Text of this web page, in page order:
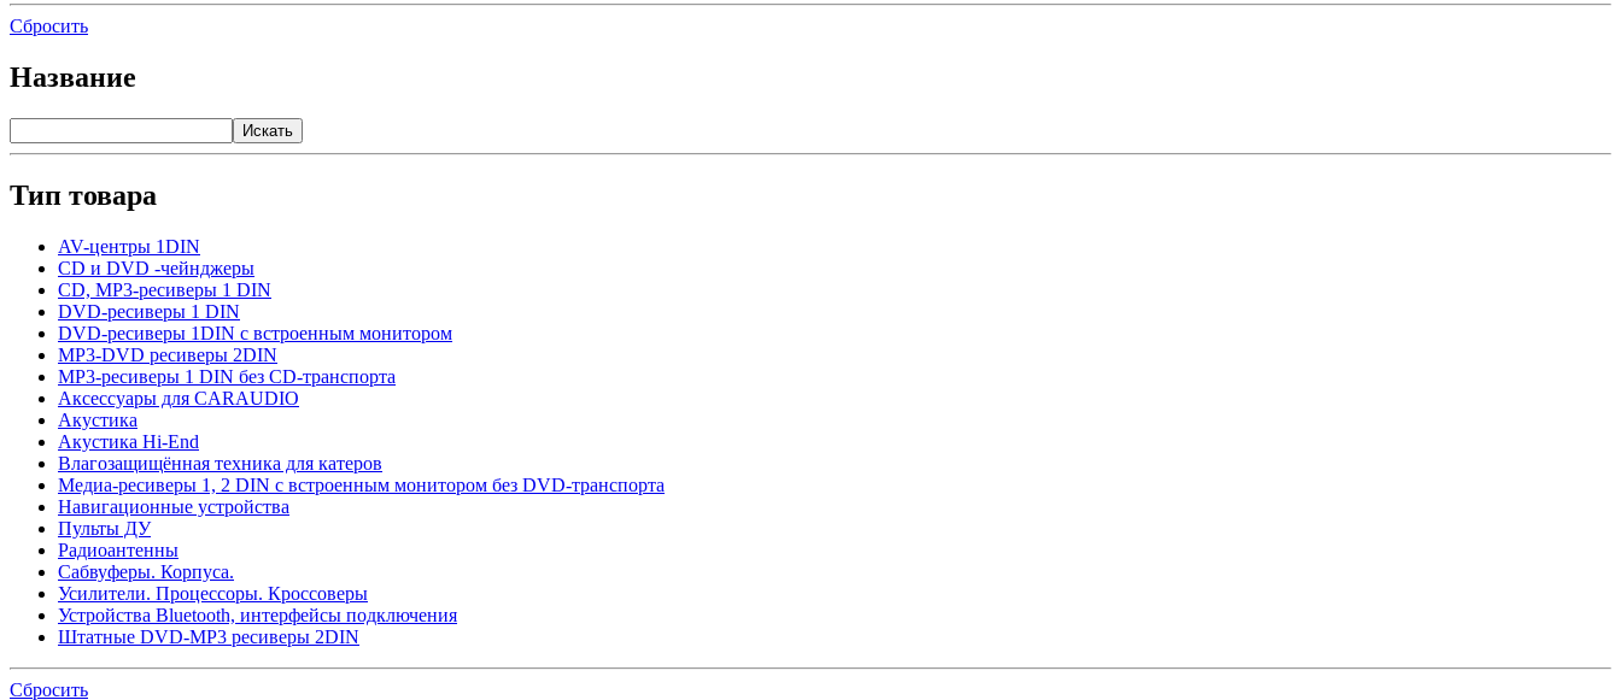
Сбросить
Название
Искать
Тип товара
AV-центры 1DIN
CD и DVD -чейнджеры
CD, MP3-ресиверы 1 DIN
DVD-ресиверы 1 DIN
DVD-ресиверы 1DIN с встроенным монитором
MP3-DVD ресиверы 2DIN
MP3-ресиверы 1 DIN без CD-транспорта
Аксессуары для CARAUDIO
Акустика
Акустика Hi-End
Влагозащищённая техника для катеров
Медиа-ресиверы 1, 2 DIN с встроенным монитором без DVD-транспорта
Навигационные устройства
Пульты ДУ
Радиоантенны
Сабвуферы. Корпуса.
Усилители. Процессоры. Кроссоверы
Устройства Bluetooth, интерфейсы подключения
Штатные DVD-MP3 ресиверы 2DIN
Сбросить